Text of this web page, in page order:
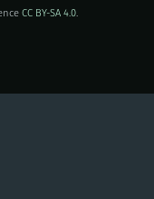
CC BY-SA 4.0.